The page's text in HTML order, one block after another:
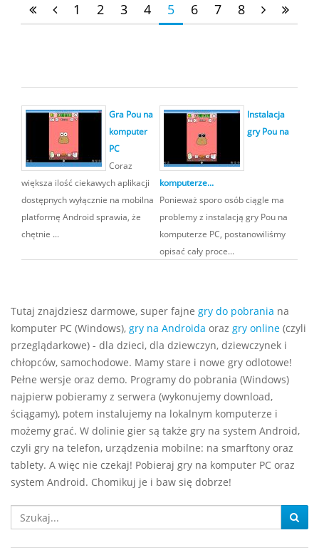
1 2 3 4 5 6 7 8
Gra Pou na
komputer
PC
Coraz
większa ilość ciekawych aplikacji
dostępnych wyłącznie na mobilna
platformę Android sprawia, że
chętnie ...
Instalacja
gry Pou na
komputerze...
Ponieważ sporo osób ciągle ma
problemy z instalacją gry Pou na
komputerze PC, postanowiliśmy
opisać cały proce...
Tutaj znajdziesz darmowe, super fajne gry do pobrania na
komputer PC (Windows), gry na Androida oraz gry online (czyli
przeglądarkowe) - dla dzieci, dla dziewczyn, dziewczynek i
chłopców, samochodowe. Mamy stare i nowe gry odlotowe!
Pełne wersje oraz demo. Programy do pobrania (Windows)
najpierw pobieramy z serwera (wykonujemy download,
ściągamy), potem instalujemy na lokalnym komputerze i
możemy grać. W dolinie gier są także gry na system Android,
czyli gry na telefon, urządzenia mobilne: na smarftony oraz
tablety. A więc nie czekaj! Pobieraj gry na komputer PC oraz
system Android. Chomikuj je i baw się dobrze!